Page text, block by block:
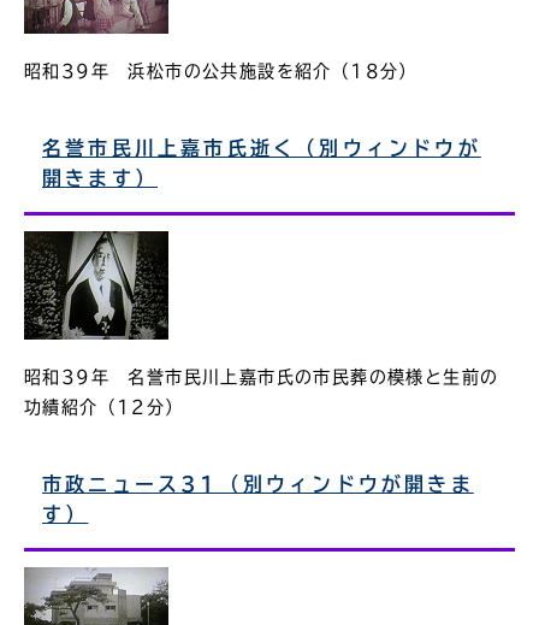
昭和39年 浜松市の公共施設を紹介（18分）
名誉市民川上嘉市氏逝く（別ウィンドウが
開きます）
昭和39年 名誉市民川上嘉市氏の市民葬の模様と生前の
功績紹介（12分）
市政ニュース31（別ウィンドウが開きま
す）